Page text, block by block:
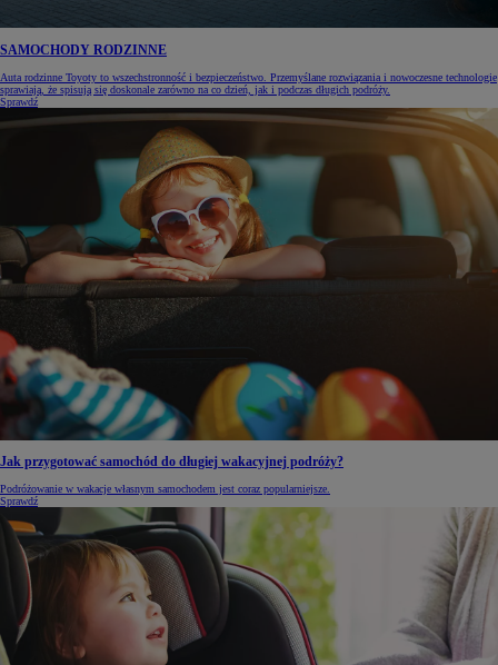
SAMOCHODY RODZINNE
Auta rodzinne Toyoty to wszechstronność i bezpieczeństwo. Przemyślane rozwiązania i nowoczesne technologie
sprawiają, że spisują się doskonale zarówno na co dzień, jak i podczas długich podróży.
Sprawdź
Jak przygotować samochód do długiej wakacyjnej podróży?
Podróżowanie w wakacje własnym samochodem jest coraz popularniejsze.
Sprawdź